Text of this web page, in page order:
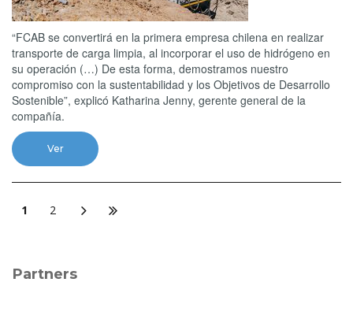
“FCAB se convertirá en la primera empresa chilena en realizar
transporte de carga limpia, al incorporar el uso de hidrógeno en
su operación (…) De esta forma, demostramos nuestro
compromiso con la sustentabilidad y los Objetivos de Desarrollo
Sostenible”, explicó Katharina Jenny, gerente general de la
compañía.
Ver
1 2
Partners